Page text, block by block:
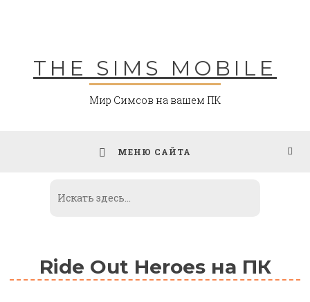
THE SIMS MOBILE
Мир Симсов на вашем ПК
МЕНЮ САЙТА
Ride Out Heroes на ПК